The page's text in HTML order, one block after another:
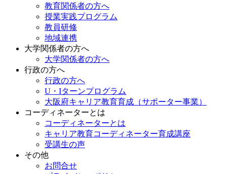
教育関係者の方へ
授業実践プログラム
教員研修
地域連携
大学関係者の方へ
大学関係者の方へ
行政の方へ
行政の方へ
U・Iターンプログラム
大阪府キャリア教育育成（サポーター事業）
コーディネーターとは
コーディネーターとは
キャリア教育コーディネーター育成講座
受講生の声
その他
お問合せ